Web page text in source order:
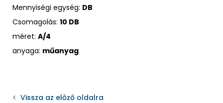
Mennyiségi egység: DB
Csomagolás: 10 DB
méret: A/4
anyaga: műanyag
Vissza az előző oldalra